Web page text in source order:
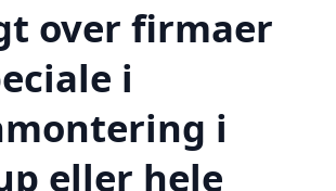
over firmaer
i
i
eller hele